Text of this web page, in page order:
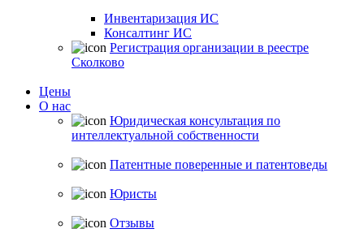
Инвентаризация ИС
Консалтинг ИС
Регистрация организации в реестре
Сколково
Цены
О нас
Юридическая консультация по
интеллектуальной собственности
Патентные поверенные и патентоведы
Юристы
Отзывы